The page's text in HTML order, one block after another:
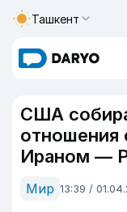
Ташкент
США
отношения
Ираном —
Мир 13:39 /